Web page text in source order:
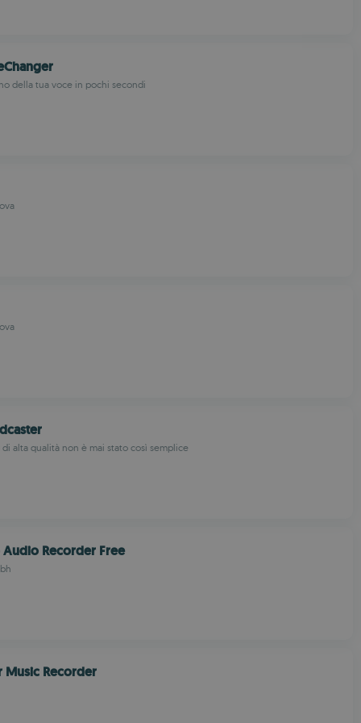
della tua voce in pochi secondi
di alta qualità non è mai stato così semplice
Recorder Free
Music Recorder